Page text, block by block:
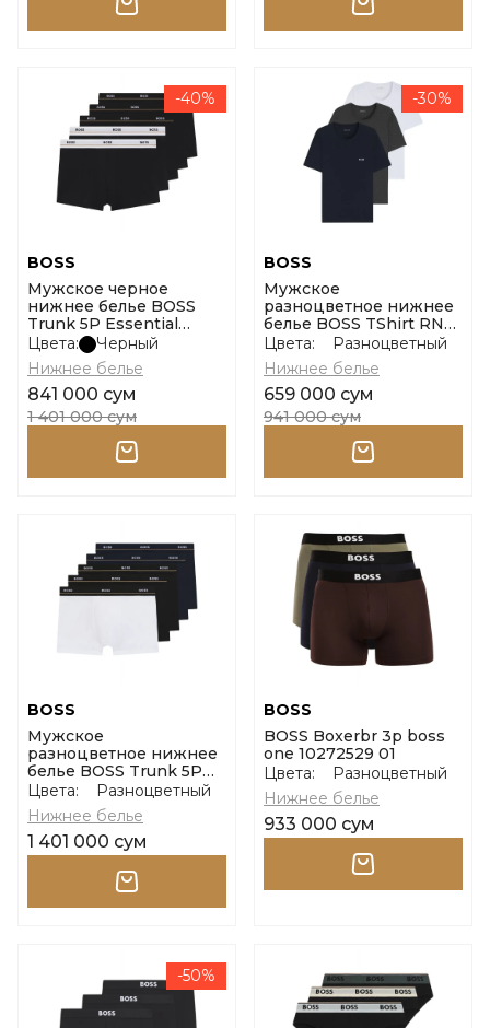
-40%
BOSS
Мужское черное
нижнее белье BOSS
Trunk 5P Essential
размер m
Цвета:
Черный
Нижнее белье
841 000 сум
1 401 000 сум
-30%
BOSS
Мужское
разноцветное нижнее
белье BOSS TShirt RN
3P Classic размер xxl
Цвета:
Разноцветный
Нижнее белье
659 000 сум
941 000 сум
BOSS
Мужское
разноцветное нижнее
белье BOSS Trunk 5P
Essential размер m
Цвета:
Разноцветный
Нижнее белье
1 401 000 сум
BOSS
BOSS Boxerbr 3p boss
one 10272529 01
Цвета:
Разноцветный
Нижнее белье
933 000 сум
-50%